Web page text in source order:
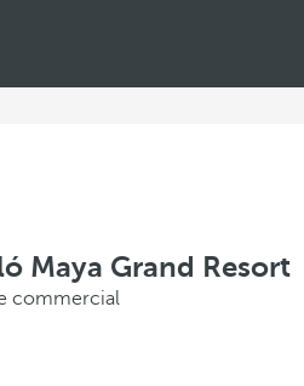
Maya Grand Resort
commercial